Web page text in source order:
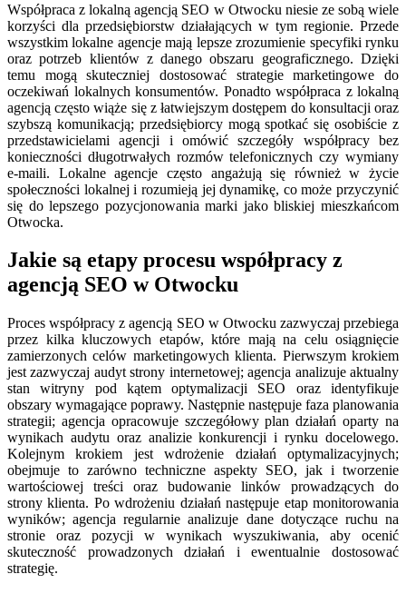
Współpraca z lokalną agencją SEO w Otwocku niesie ze sobą wiele
korzyści dla przedsiębiorstw działających w tym regionie. Przede
wszystkim lokalne agencje mają lepsze zrozumienie specyfiki rynku
oraz potrzeb klientów z danego obszaru geograficznego. Dzięki
temu mogą skuteczniej dostosować strategie marketingowe do
oczekiwań lokalnych konsumentów. Ponadto współpraca z lokalną
agencją często wiąże się z łatwiejszym dostępem do konsultacji oraz
szybszą komunikacją; przedsiębiorcy mogą spotkać się osobiście z
przedstawicielami agencji i omówić szczegóły współpracy bez
konieczności długotrwałych rozmów telefonicznych czy wymiany
e-maili. Lokalne agencje często angażują się również w życie
społeczności lokalnej i rozumieją jej dynamikę, co może przyczynić
się do lepszego pozycjonowania marki jako bliskiej mieszkańcom
Otwocka.
Jakie są etapy procesu współpracy z
agencją SEO w Otwocku
Proces współpracy z agencją SEO w Otwocku zazwyczaj przebiega
przez kilka kluczowych etapów, które mają na celu osiągnięcie
zamierzonych celów marketingowych klienta. Pierwszym krokiem
jest zazwyczaj audyt strony internetowej; agencja analizuje aktualny
stan witryny pod kątem optymalizacji SEO oraz identyfikuje
obszary wymagające poprawy. Następnie następuje faza planowania
strategii; agencja opracowuje szczegółowy plan działań oparty na
wynikach audytu oraz analizie konkurencji i rynku docelowego.
Kolejnym krokiem jest wdrożenie działań optymalizacyjnych;
obejmuje to zarówno techniczne aspekty SEO, jak i tworzenie
wartościowej treści oraz budowanie linków prowadzących do
strony klienta. Po wdrożeniu działań następuje etap monitorowania
wyników; agencja regularnie analizuje dane dotyczące ruchu na
stronie oraz pozycji w wynikach wyszukiwania, aby ocenić
skuteczność prowadzonych działań i ewentualnie dostosować
strategię.